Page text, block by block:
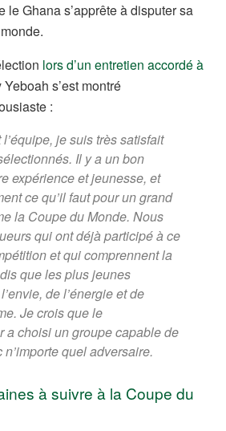
le Ghana s’apprête à disputer sa
lors d’un entretien accordé à
s’est montré
:
je suis très satisfait
Il y a un bon
expérience et jeunesse, et
ce qu’il faut pour un grand
la Coupe du Monde. Nous
qui ont déjà participé à ce
et qui comprennent la
que les plus jeunes
de l’énergie et de
Je crois que le
a choisi un groupe capable de
quel adversaire.
à suivre à la Coupe du